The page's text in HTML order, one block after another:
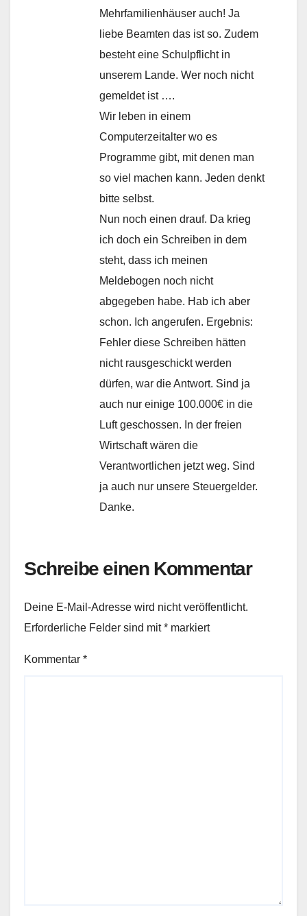
Mehrfamilienhäuser auch! Ja
liebe Beamten das ist so. Zudem
besteht eine Schulpflicht in
unserem Lande. Wer noch nicht
gemeldet ist ….
Wir leben in einem
Computerzeitalter wo es
Programme gibt, mit denen man
so viel machen kann. Jeden denkt
bitte selbst.
Nun noch einen drauf. Da krieg
ich doch ein Schreiben in dem
steht, dass ich meinen
Meldebogen noch nicht
abgegeben habe. Hab ich aber
schon. Ich angerufen. Ergebnis:
Fehler diese Schreiben hätten
nicht rausgeschickt werden
dürfen, war die Antwort. Sind ja
auch nur einige 100.000€ in die
Luft geschossen. In der freien
Wirtschaft wären die
Verantwortlichen jetzt weg. Sind
ja auch nur unsere Steuergelder.
Danke.
Schreibe einen Kommentar
Deine E-Mail-Adresse wird nicht veröffentlicht.
Erforderliche Felder sind mit* markiert
Kommentar *